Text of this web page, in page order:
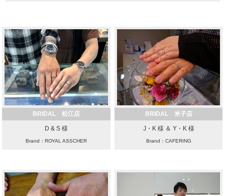
BRIDAL 松江店
D & S 様
Brand：ROYAL ASSCHER
BRIDAL 米子店
J・K 様 ＆ Y・K 様
Brand：CAFERING